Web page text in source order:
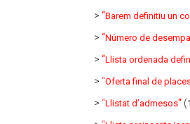
>“Barem definitiu un
>“Número de
>“Llista ordenada
> “Oferta final de
> “Llistat d’admesos“ (